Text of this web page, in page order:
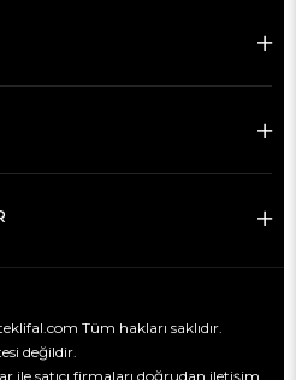
Tüm hakları saklıdır.
değildir.
ile satıcı firmaları doğrudan iletişim